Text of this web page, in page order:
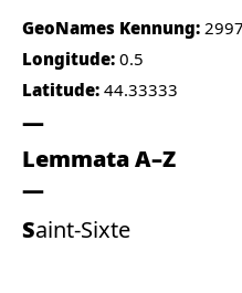
GeoNames Kennung:
Longitude: 0.5
Latitude: 44.33333
Lemmata A–Z
Saint-Sixte